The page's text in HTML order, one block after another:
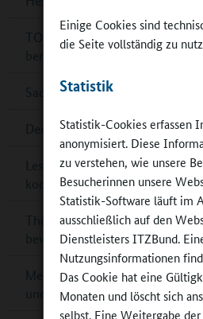
Einige Cookies sind
die Seite vollständig zu
Statistik
Statistik-Cookies erfassen
anonymisiert. Diese
zu verstehen, wie unsere
Besucherinnen unsere
Statistik-Software läuft im
ausschließlich auf den
Dienstleisters ITZBund.
Nutzungsinformationen
Das Cookie hat eine
Monaten und löscht sich
selbst. Eine Weitergabe
TOP-20-Schulen für Deutschen
benannt
Sachsen-Anhalt:
Deutsche Sportjugend: Online-
Lesetipp: Raum- und
kooperativen Ganztag
Thüringen: Preis für
bewerben!
Mecklenburg-Vorpommern:
und Partner